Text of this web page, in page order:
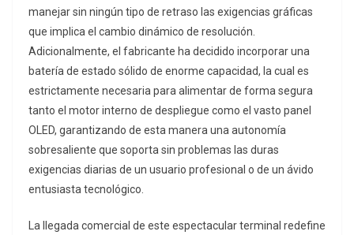
manejar sin ningún tipo de retraso las exigencias gráficas
que implica el cambio dinámico de resolución.
Adicionalmente, el fabricante ha decidido incorporar una
batería de estado sólido de enorme capacidad, la cual es
estrictamente necesaria para alimentar de forma segura
tanto el motor interno de despliegue como el vasto panel
OLED, garantizando de esta manera una autonomía
sobresaliente que soporta sin problemas las duras
exigencias diarias de un usuario profesional o de un ávido
entusiasta tecnológico.
La llegada comercial de este espectacular terminal redefine